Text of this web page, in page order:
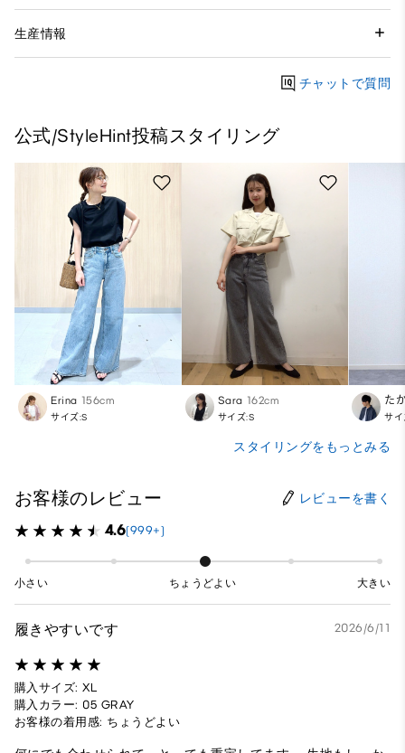
生産情報
チャットで質問
公式/StyleHint投稿スタイリング
Erina 156cm
サイズ:S
Sara 162cm
サイズ:S
た
サ
スタイリングをもっとみる
お客様のレビュー レビューを書く
4.6(999+)
小さい ちょうどよい 大きい
履きやすいです 2026/6/11
購入サイズ: XL
購入カラー: 05 GRAY
お客様の着用感: ちょうどよい